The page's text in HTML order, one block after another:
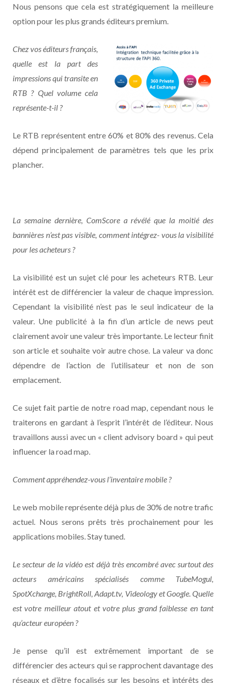
Nous pensons que cela est stratégiquement la meilleure
option pour les plus grands éditeurs premium.
Chez vos éditeurs français,
quelle est la part des
impressions qui transite en
RTB ? Quel volume cela
représente-t-il ?
Le RTB représentent entre 60% et 80% des revenus. Cela
dépend principalement de paramètres tels que les prix
plancher.
La semaine dernière, ComScore a révélé que la moitié des
bannières n’est pas visible, comment intégrez- vous la visibilité
pour les acheteurs ?
La visibilité est un sujet clé pour les acheteurs RTB. Leur
intérêt est de différencier la valeur de chaque impression.
Cependant la visibilité n’est pas le seul indicateur de la
valeur. Une publicité à la fin d’un article de news peut
clairement avoir une valeur très importante. Le lecteur finit
son article et souhaite voir autre chose. La valeur va donc
dépendre de l’action de l’utilisateur et non de son
emplacement.
Ce sujet fait partie de notre road map, cependant nous le
traiterons en gardant à l’esprit l’intérêt de l’éditeur. Nous
travaillons aussi avec un « client advisory board » qui peut
influencer la road map.
Comment appréhendez-vous l’inventaire mobile ?
Le web mobile représente déjà plus de 30% de notre trafic
actuel. Nous serons prêts très prochainement pour les
applications mobiles. Stay tuned.
Le secteur de la vidéo est déjà très encombré avec surtout des
acteurs américains spécialisés comme TubeMogul,
SpotXchange, BrightRoll, Adapt.tv, Videology et Google. Quelle
est votre meilleur atout et votre plus grand faiblesse en tant
qu’acteur européen ?
Je pense qu’il est extrêmement important de se
différencier des acteurs qui se rapprochent davantage des
réseaux et d’être focalisés sur les besoins et intérêts des